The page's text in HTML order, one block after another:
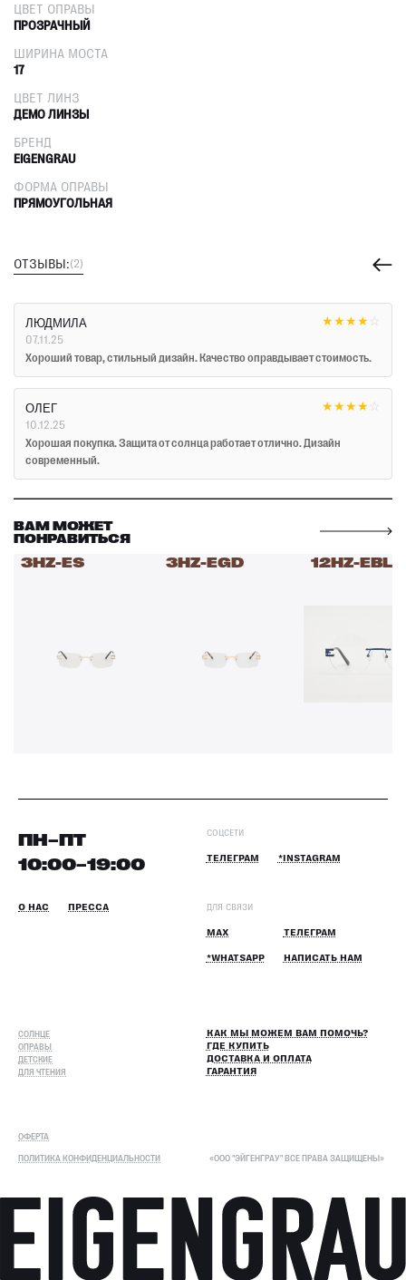
ЦВЕТ ОПРАВЫ
ПРОЗРАЧНЫЙ
ШИРИНА МОСТА
17
ЦВЕТ ЛИНЗ
ДЕМО ЛИНЗЫ
БРЕНД
EIGENGRAU
ФОРМА ОПРАВЫ
ПРЯМОУГОЛЬНАЯ
ОТЗЫВЫ:(2)
ЛЮДМИЛА
07.11.25
★★★★
Хороший товар, стильный дизайн. Качество оправдывает стоимость.
ОЛЕГ
10.12.25
★★★★
Хорошая покупка. Защита от солнца работает отлично. Дизайн
современный.
ВАМ МОЖЕТ
ПОНРАВИТЬСЯ
3HZ-ES 3HZ-EGD 12HZ-EBL
СОЛНЦЕ
ОПРАВЫ
ДЕТСКИЕ
ДЛЯ ЧТЕНИЯ
КАК МЫ МОЖЕМ ВАМ ПОМОЧЬ?
ГДЕ КУПИТЬ
ДОСТАВКА И ОПЛАТА
ГАРАНТИЯ
ПН–ПТ
10:00–19:00
О НАС ПРЕССА
СОЦСЕТИ
ТЕЛЕГРАМ *INSTAGRAM
ДЛЯ СВЯЗИ
MAX ТЕЛЕГРАМ
*WHATSAPP НАПИСАТЬ НАМ
ОФЕРТА
ПОЛИТИКА КОНФИДЕНЦИАЛЬНОСТИ
«ООО "ЭЙГЕНГРАУ" ВСЕ ПРАВА ЗАЩИЩЕНЫ»